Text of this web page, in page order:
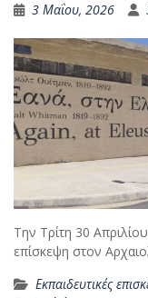
3 Μαΐου, 2026
Την Τρίτη 30
επίσκεψη στον
Εκπαιδευτικές